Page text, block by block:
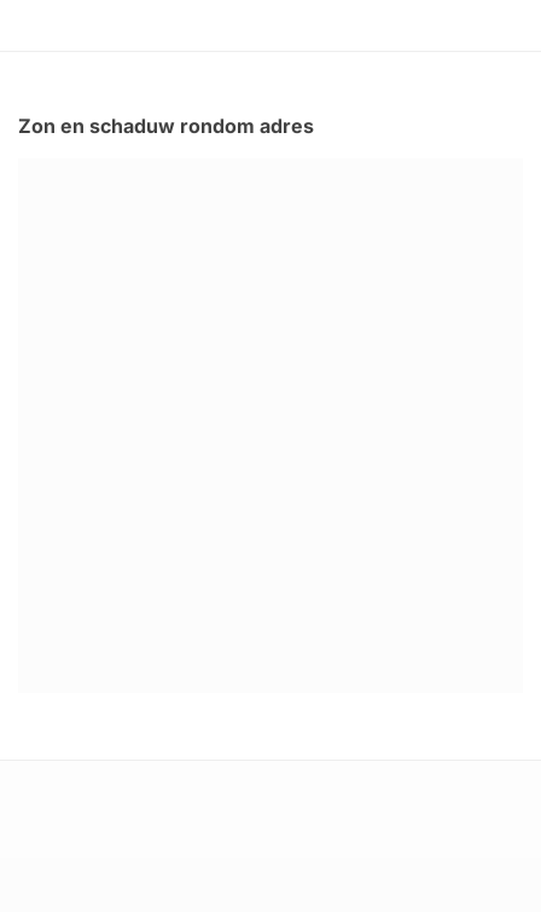
Zon en schaduw rondom adres